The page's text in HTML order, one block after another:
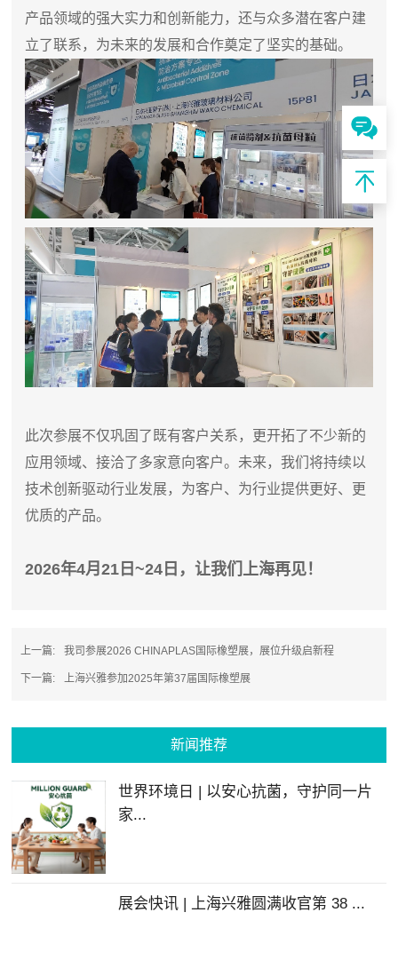
产品领域的强大实力和创新能力，还与众多潜在客户建
立了联系，为未来的发展和合作奠定了坚实的基础。
此次参展不仅巩固了既有客户关系，更开拓了不少新的
应用领域、接洽了多家意向客户。未来，我们将持续以
技术创新驱动行业发展，为客户、为行业提供更好、更
优质的产品。
2026年4月21日~24日，让我们上海再见！
上一篇: 我司参展2026 CHINAPLAS国际橡塑展，展位升级启新程
下一篇: 上海兴雅参加2025年第37届国际橡塑展
新闻推荐
世界环境日 | 以安心抗菌，守护同一片
家...
展会快讯 | 上海兴雅圆满收官第 38 ...